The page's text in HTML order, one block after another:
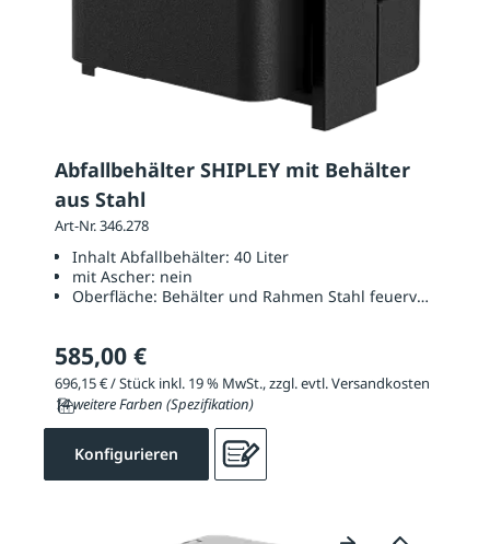
Abfallbehälter SHIPLEY mit Behälter
aus Stahl
Art-Nr. 346.278
Inhalt Abfallbehälter: 40 Liter
mit Ascher: nein
Oberfläche: Behälter und Rahmen Stahl feuerverzinkt
585,00 €
696,15 € / Stück inkl. 19 % MwSt., zzgl. evtl. Versandkosten
14 weitere Farben (Spezifikation)
Konfigurieren